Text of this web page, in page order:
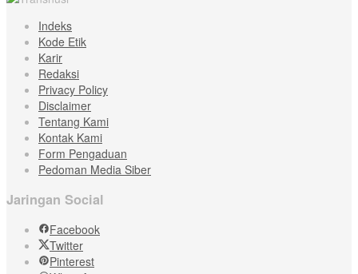
Indeks
Kode Etik
Karir
Redaksi
Privacy Policy
Disclaimer
Tentang Kami
Kontak Kami
Form Pengaduan
Pedoman Media Siber
Jaringan Social
Facebook
Twitter
Pinterest